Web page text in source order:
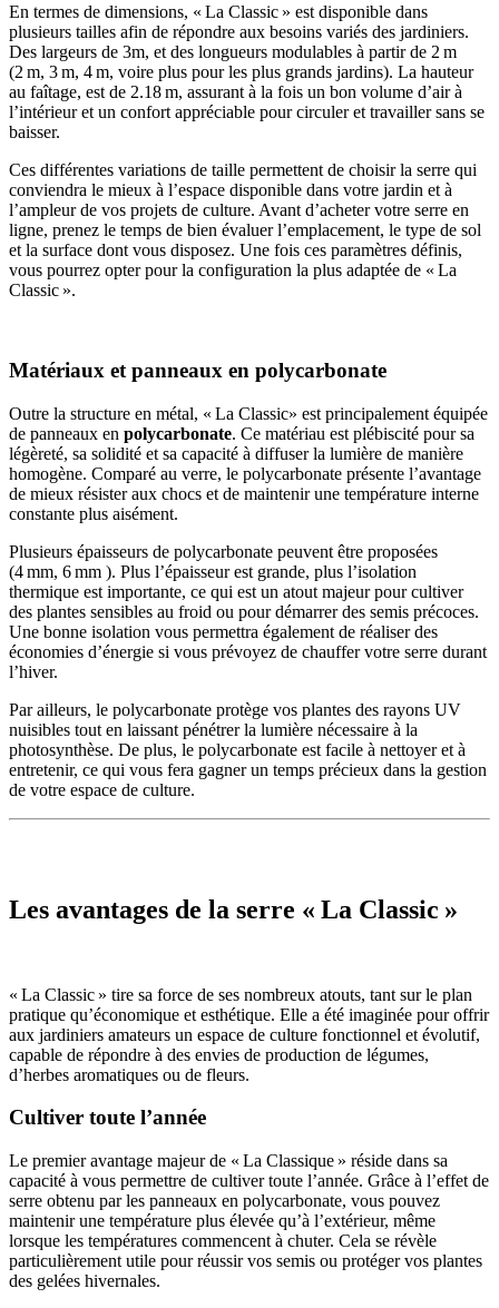
En termes de dimensions, « La Classic » est disponible dans
plusieurs tailles afin de répondre aux besoins variés des jardiniers.
Des largeurs de 3m, et des longueurs modulables à partir de 2 m
(2 m, 3 m, 4 m, voire plus pour les plus grands jardins). La hauteur
au faîtage, est de 2.18 m, assurant à la fois un bon volume d’air à
l’intérieur et un confort appréciable pour circuler et travailler sans se
baisser.
Ces différentes variations de taille permettent de choisir la serre qui
conviendra le mieux à l’espace disponible dans votre jardin et à
l’ampleur de vos projets de culture. Avant d’acheter votre serre en
ligne, prenez le temps de bien évaluer l’emplacement, le type de sol
et la surface dont vous disposez. Une fois ces paramètres définis,
vous pourrez opter pour la configuration la plus adaptée de « La
Classic ».
Matériaux et panneaux en polycarbonate
Outre la structure en métal, « La Classic» est principalement équipée
de panneaux en polycarbonate. Ce matériau est plébiscité pour sa
légèreté, sa solidité et sa capacité à diffuser la lumière de manière
homogène. Comparé au verre, le polycarbonate présente l’avantage
de mieux résister aux chocs et de maintenir une température interne
constante plus aisément.
Plusieurs épaisseurs de polycarbonate peuvent être proposées
(4 mm, 6 mm ). Plus l’épaisseur est grande, plus l’isolation
thermique est importante, ce qui est un atout majeur pour cultiver
des plantes sensibles au froid ou pour démarrer des semis précoces.
Une bonne isolation vous permettra également de réaliser des
économies d’énergie si vous prévoyez de chauffer votre serre durant
l’hiver.
Par ailleurs, le polycarbonate protège vos plantes des rayons UV
nuisibles tout en laissant pénétrer la lumière nécessaire à la
photosynthèse. De plus, le polycarbonate est facile à nettoyer et à
entretenir, ce qui vous fera gagner un temps précieux dans la gestion
de votre espace de culture.
Les avantages de la serre « La Classic »
« La Classic » tire sa force de ses nombreux atouts, tant sur le plan
pratique qu’économique et esthétique. Elle a été imaginée pour offrir
aux jardiniers amateurs un espace de culture fonctionnel et évolutif,
capable de répondre à des envies de production de légumes,
d’herbes aromatiques ou de fleurs.
Cultiver toute l’année
Le premier avantage majeur de « La Classique » réside dans sa
capacité à vous permettre de cultiver toute l’année. Grâce à l’effet de
serre obtenu par les panneaux en polycarbonate, vous pouvez
maintenir une température plus élevée qu’à l’extérieur, même
lorsque les températures commencent à chuter. Cela se révèle
particulièrement utile pour réussir vos semis ou protéger vos plantes
des gelées hivernales.